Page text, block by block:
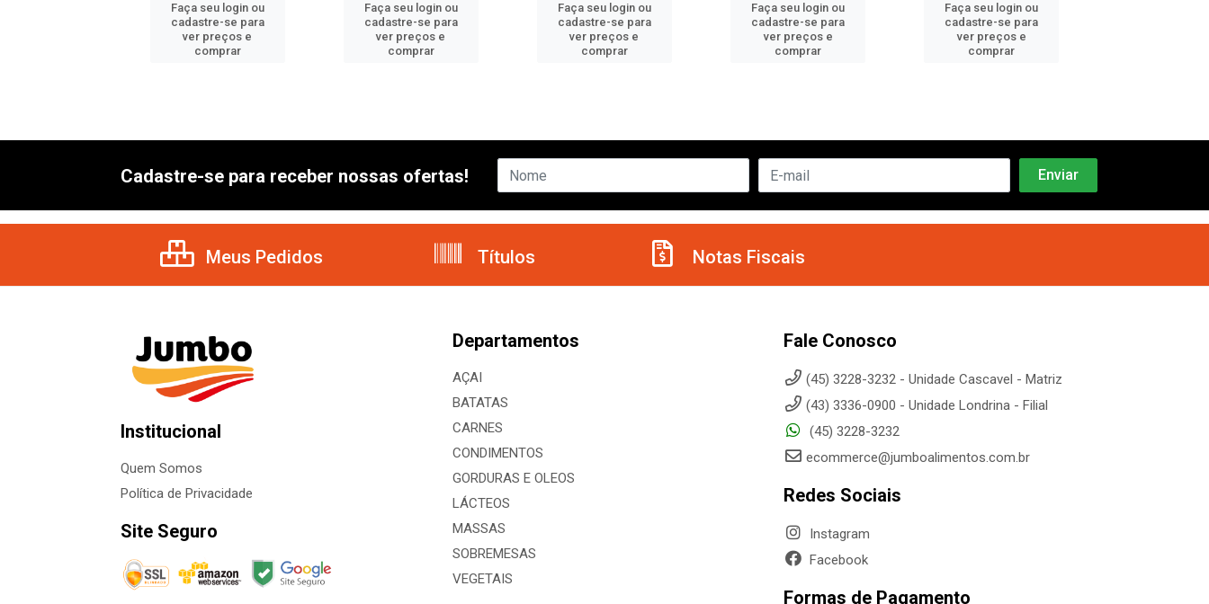
Faça seu login ou
cadastre-se para
ver preços e
comprar
Faça seu login ou
cadastre-se para
ver preços e
comprar
Faça seu login ou
cadastre-se para
ver preços e
comprar
Faça seu login ou
cadastre-se para
ver preços e
comprar
Faça seu login ou
cadastre-se para
ver preços e
comprar
Cadastre-se para receber nossas ofertas!
Meus Pedidos Títulos Notas Fiscais
Institucional
Quem Somos
Política de Privacidade
Site Seguro
Departamentos
AÇAI
BATATAS
CARNES
CONDIMENTOS
GORDURAS E OLEOS
LÁCTEOS
MASSAS
SOBREMESAS
VEGETAIS
Fale Conosco
(45) 3228-3232 - Unidade Cascavel - Matriz
(43) 3336-0900 - Unidade Londrina - Filial
(45) 3228-3232
ecommerce@jumboalimentos.com.br
Redes Sociais
Instagram
Facebook
Formas de Pagamento